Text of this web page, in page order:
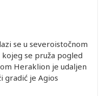
se u severoistočnom
se pruža pogled
Heraklion je udaljen
gradić je Agios